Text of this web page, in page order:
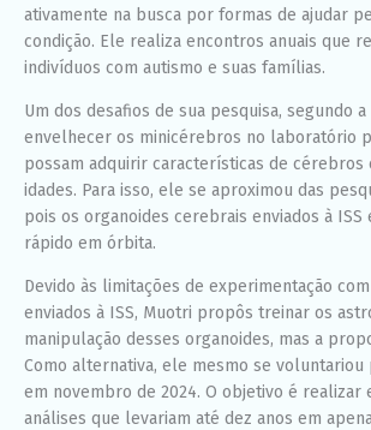
ativamente na busca por formas de ajudar
condição. Ele realiza encontros anuais que
indivíduos com autismo e suas famílias.
Um dos desafios de sua pesquisa, segundo
envelhecer os minicérebros no laboratório
possam adquirir características de cérebros
idades. Para isso, ele se aproximou das
pois os organoides cerebrais enviados à ISS
rápido em órbita.
Devido às limitações de experimentação
enviados à ISS, Muotri propôs treinar os
manipulação desses organoides, mas a
Como alternativa, ele mesmo se voluntariou
em novembro de 2024. O objetivo é realizar
análises que levariam até dez anos em